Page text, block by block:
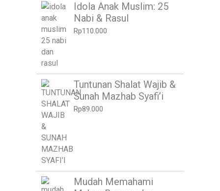
Idola Anak Muslim: 25
Nabi & Rasul
Rp110.000
Tuntunan Shalat Wajib &
Sunah Mazhab Syafi’i
Rp89.000
Mudah Memahami